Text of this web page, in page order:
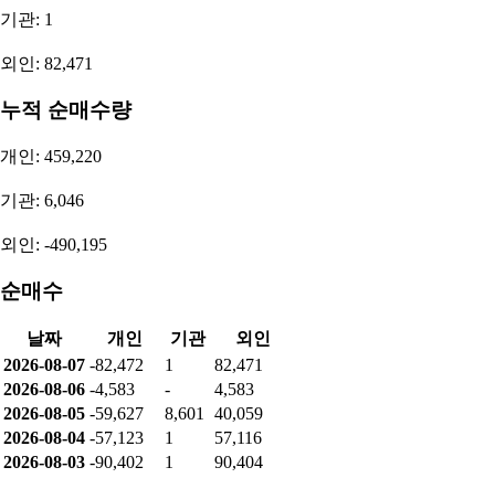
기관: 1
외인: 82,471
누적 순매수량
개인: 459,220
기관: 6,046
외인: -490,195
순매수
날짜 개인 기관
외인
2026-08-07 -82,472 1
82,471
2026-08-06 -4,583 -
4,583
2026-08-05 -59,627 8,601
40,059
2026-08-04 -57,123 1
57,116
2026-08-03 -90,402 1
90,404